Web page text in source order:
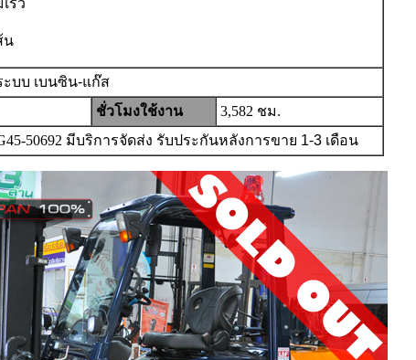
น
ะบบ เบนซิน-แก๊ส
ชั่วโมงใช้งาน
3,582 ชม.
50692 มีบริการจัดส่ง รับประกันหลังการขาย 1-3 เดือน